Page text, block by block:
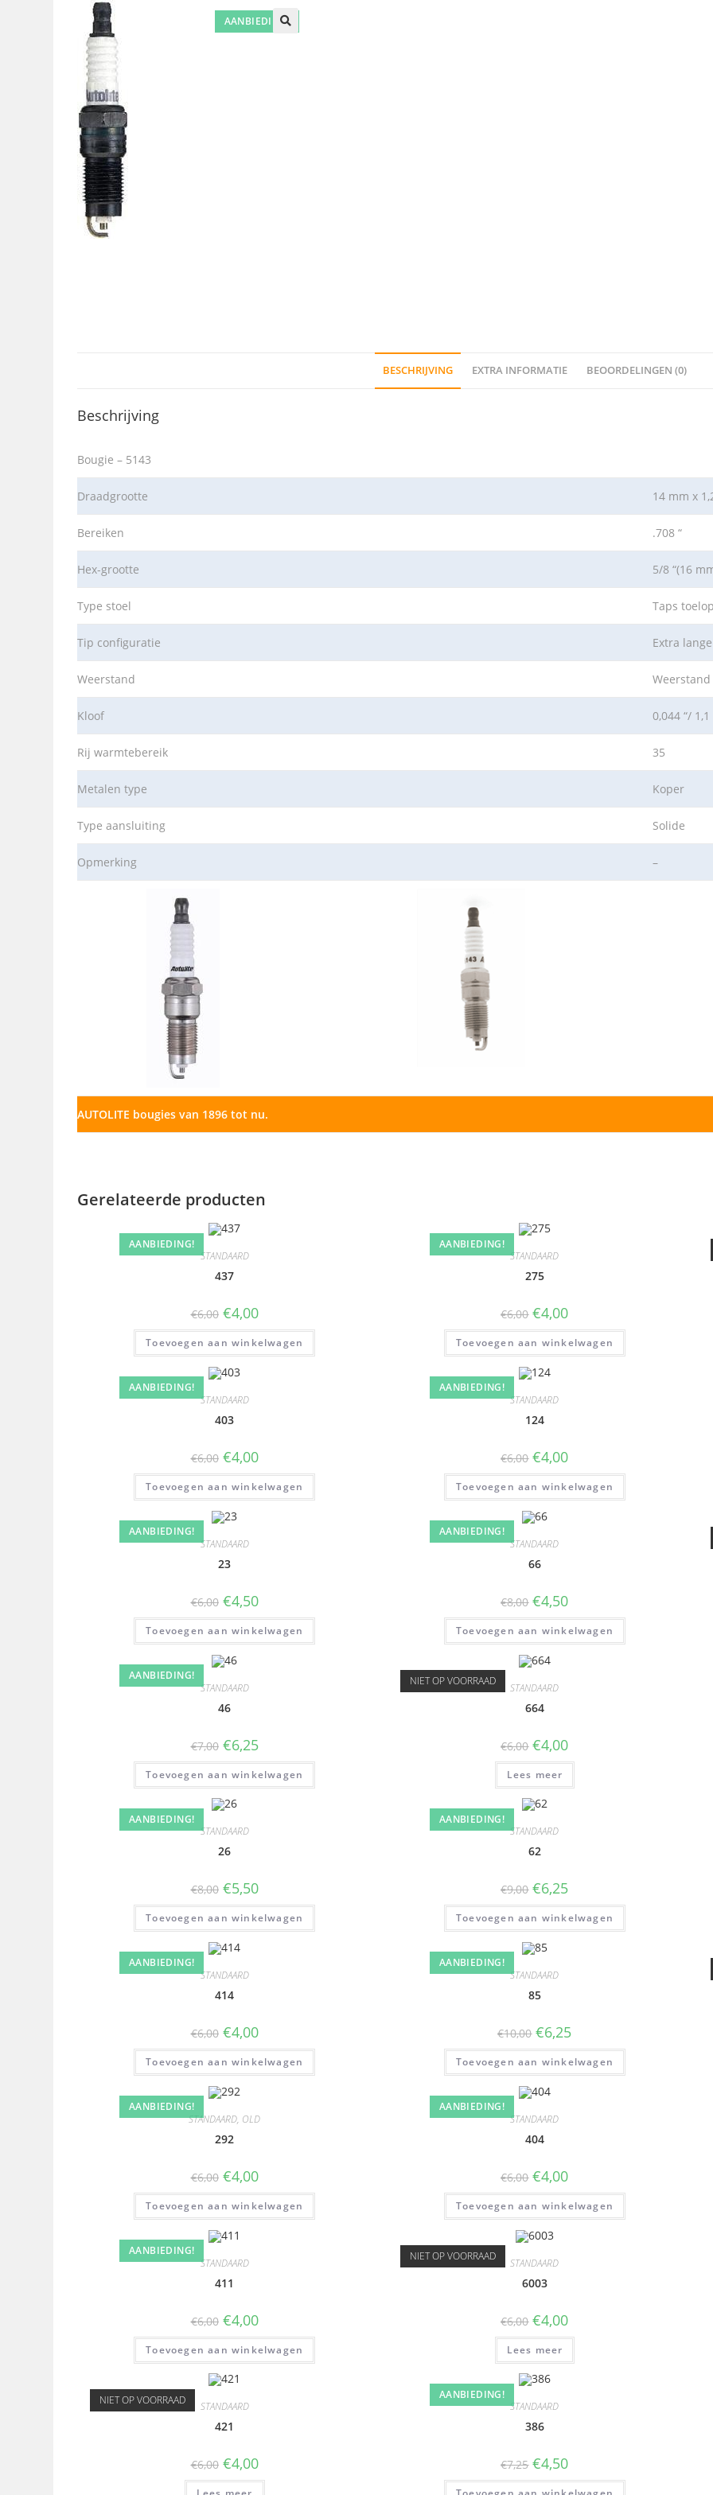
AANBIEDING!
BESCHRIJVING EXTRA INFORMATIE BEOORDELINGEN (0)
Beschrijving
Bougie – 5143
Draadgrootte 14 mm x
Bereiken .708 “
Hex-grootte 5/8 “(16
Type stoel Taps
Tip configuratie Extra
Weerstand Weerstand
Kloof 0,044 “/
Rij warmtebereik 35
Metalen type Koper
Type aansluiting Solide
Opmerking –
AUTOLITE bougies van 1896 tot nu.
Gerelateerde producten
AANBIEDING!
STANDAARD
437
€6,00 €4,00
Toevoegen aan winkelwagen
AANBIEDING!
STANDAARD
275
€6,00 €4,00
Toevoegen aan winkelwagen
AANBIEDING!
STANDAARD
403
€6,00 €4,00
Toevoegen aan winkelwagen
AANBIEDING!
STANDAARD
124
€6,00 €4,00
Toevoegen aan winkelwagen
AANBIEDING!
STANDAARD
23
€6,00 €4,50
Toevoegen aan winkelwagen
AANBIEDING!
STANDAARD
66
€8,00 €4,50
Toevoegen aan winkelwagen
AANBIEDING!
STANDAARD
46
€7,00 €6,25
Toevoegen aan winkelwagen
NIET OP VOORRAAD STANDAARD
664
€6,00 €4,00
Lees meer
AANBIEDING!
STANDAARD
26
€8,00 €5,50
Toevoegen aan winkelwagen
AANBIEDING!
STANDAARD
62
€9,00 €6,25
Toevoegen aan winkelwagen
AANBIEDING!
STANDAARD
414
€6,00 €4,00
Toevoegen aan winkelwagen
AANBIEDING!
STANDAARD
85
€10,00 €6,25
Toevoegen aan winkelwagen
AANBIEDING!
STANDAARD, OLD
292
€6,00 €4,00
Toevoegen aan winkelwagen
AANBIEDING!
STANDAARD
404
€6,00 €4,00
Toevoegen aan winkelwagen
AANBIEDING!
STANDAARD
411
€6,00 €4,00
Toevoegen aan winkelwagen
NIET OP VOORRAAD STANDAARD
6003
€6,00 €4,00
Lees meer
NIET OP VOORRAAD STANDAARD
421
€6,00 €4,00
AANBIEDING!
STANDAARD
386
€7,25 €4,50